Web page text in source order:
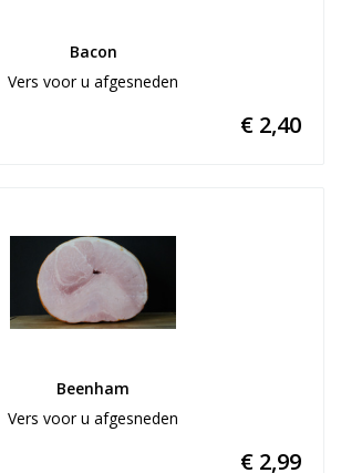
Bacon
Vers voor u afgesneden
€ 2,40
Beenham
Vers voor u afgesneden
€ 2,99